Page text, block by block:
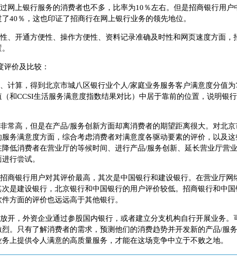
网上银行服务的消费者也不多，比率为10％左右。但是招商银行用户
40％，这也印证了招商行在网上银行业务的领先地位。
、开通方便性、操作方便性、资料记录准确及时性和网页速度方面，
评价及比较：
计算，得到北京市城八区银行业个人/家庭业务服务客户满意度分值
和CCSI生活服务满意度指数结果对比）中居于靠前的位置，说明银
常高，但是在产品/服务创新方面却离消费者的期望距离很大。对北
务满意度方面，综合考虑消费者对满意度各驱动要素的评价，以及
低消费者在营业厅的等候时间、进行产品/服务创新、延长营业厅营
行尝试。
商银行用户对其评价最高，其次是中国银行和建设银行。在营业厅网
是建设银行，北京银行和中国银行的用户评价较低。招商银行和中
方面的评价也远远高于其他银行。
开，外资企业通过参股国内银行，或者建立分支机构自行开展业务。
。只有了解消费者的需求，预测他们的消费趋势并开发新的产品/服
上提供令人满意的高质量服务，才能在这场竞争中立于不败之地。